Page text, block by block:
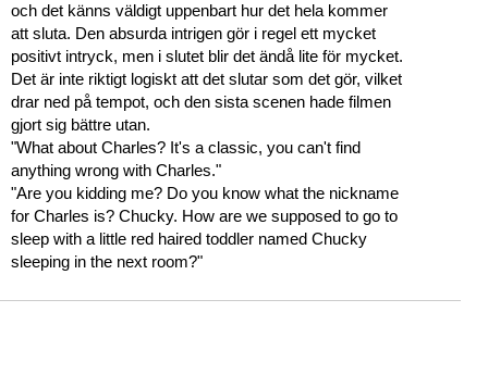
och det känns väldigt uppenbart hur det hela kommer
att sluta. Den absurda intrigen gör i regel ett mycket
positivt intryck, men i slutet blir det ändå lite för mycket.
Det är inte riktigt logiskt att det slutar som det gör, vilket
drar ned på tempot, och den sista scenen hade filmen
gjort sig bättre utan.
"What about Charles? It's a classic, you can't find
anything wrong with Charles."
"Are you kidding me? Do you know what the nickname
for Charles is? Chucky. How are we supposed to go to
sleep with a little red haired toddler named Chucky
sleeping in the next room?"